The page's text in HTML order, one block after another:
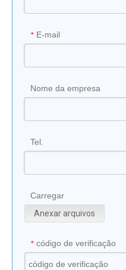
* E-mail
Nome da empresa
Tel.
Carregar
Anexar arquivos
* código de verificação